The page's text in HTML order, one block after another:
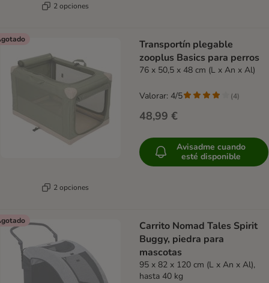
2 opciones
2 opciones
Transportín plegable
zooplus Basics para perros
76 x 50,5 x 48 cm (L x An x Al)
48,99 €
Valorar: 4/5 (4)
Avisadme cuando
esté disponible
Carrito Nomad Tales Spirit
Buggy, piedra para
mascotas
95 x 82 x 120 cm (L x An x Al),
hasta 40 kg